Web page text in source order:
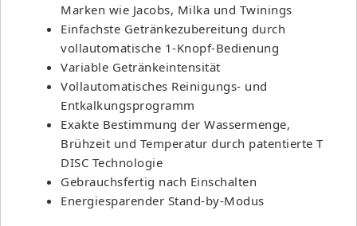
Marken wie Jacobs, Milka und Twinings
Einfachste Getränkezubereitung durch
vollautomatische 1-Knopf-Bedienung
Variable Getränkeintensität
Vollautomatisches Reinigungs- und
Entkalkungsprogramm
Exakte Bestimmung der Wassermenge,
Brühzeit und Temperatur durch patentierte T
DISC Technologie
Gebrauchsfertig nach Einschalten
Energiesparender Stand-by-Modus